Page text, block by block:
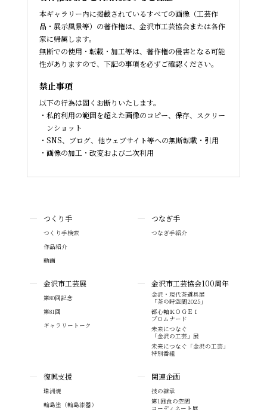
本ギャラリー内に掲載されているすべての画像（工芸作
品・展示風景等）の著作権は、金沢市工芸協会または各作
家に帰属します。
無断での使用・転載・加工等は、著作権の侵害となる可能
性がありますので、下記の事項を必ずご確認ください。
禁止事項
以下の行為は固くお断りいたします。
私的利用の範囲を超えた画像のコピー、保存、スクリー
ンショット
SNS、ブログ、他ウェブサイト等への無断転載・引用
画像の加工・改変および二次利用
つくり手
つくり手検索
作品紹介
動画
つなぎ手
つなぎ手紹介
金沢市工芸展
第80回記念
第81回
ギャラリートーク
金沢市工芸協会100周年
金沢・現代茶道具展
「茶の時空間2025」
都心軸ＫＯＧＥＩ
プロムナード
未来につなぐ
「金沢の工芸」展
未来につなぐ「金沢の工芸」
特別番組
復興支援
珠洲焼
輪島塗（輪島漆器）
関連企画
技の継承
第1回食の空間
コーディネート展